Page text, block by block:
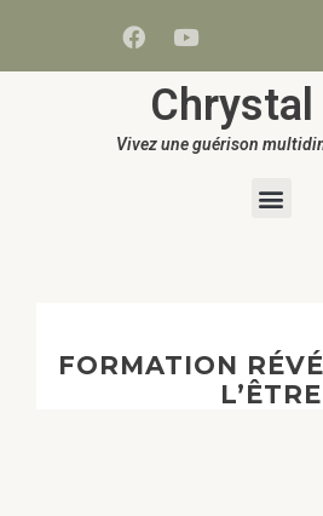
Chrystal
Vivez une guérison
FORMATION
L’ÊTRE